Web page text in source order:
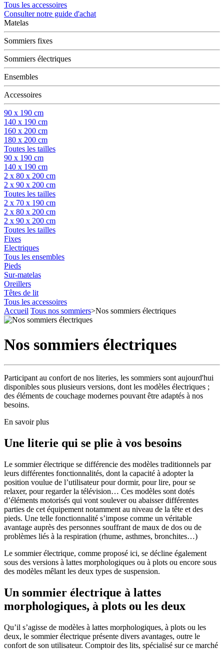
Tous les accessoires
Consulter notre guide d'achat
Matelas
Sommiers fixes
Sommiers électriques
Ensembles
Accessoires
90 x 190 cm
140 x 190 cm
160 x 200 cm
180 x 200 cm
Toutes les tailles
90 x 190 cm
140 x 190 cm
2 x 80 x 200 cm
2 x 90 x 200 cm
Toutes les tailles
2 x 70 x 190 cm
2 x 80 x 200 cm
2 x 90 x 200 cm
Toutes les tailles
Fixes
Electriques
Tous les ensembles
Pieds
Sur-matelas
Oreillers
Têtes de lit
Tous les accessoires
Accueil Tous nos sommiers>Nos sommiers électriques
Nos sommiers électriques
Participant au confort de nos literies, les sommiers sont aujourd'hui
disponibles sous plusieurs versions, dont les modèles électriques ;
des éléments de couchage modernes pouvant être adaptés à nos
besoins.
En savoir plus
Une literie qui se plie à vos besoins
Le sommier électrique se différencie des modèles traditionnels par
leurs différentes fonctionnalités, dont la capacité à adopter la
position voulue de l’utilisateur pour dormir, pour lire, pour se
relaxer, pour regarder la télévision… Ces modèles sont dotés
d’éléments motorisés qui vont soulever ou abaisser différentes
parties de cet équipement notamment au niveau de la tête et des
pieds. Une telle fonctionnalité s’impose comme un véritable
avantage auprès des personnes souffrant de maux de dos ou de
problèmes liés à la respiration (rhume, asthmes, bronchites…)
Le sommier électrique, comme proposé ici, se décline également
sous des versions à lattes morphologiques ou à plots ou encore sous
des modèles mêlant les deux types de suspension.
Un sommier électrique à lattes
morphologiques, à plots ou les deux
Qu’il s’agisse de modèles à lattes morphologiques, à plots ou les
deux, le sommier électrique présente divers avantages, outre le
confort de son utilisateur. Comptoir des lits, spécialisé sur ce marché